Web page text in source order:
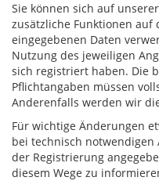
Sie können sich auf
zusätzliche Funktionen auf
eingegebenen Daten
Nutzung des jeweiligen
sich registriert haben. Die
Pflichtangaben müssen
Anderenfalls werden wir
Für wichtige Änderungen
bei technisch
der Registrierung
diesem Wege zu